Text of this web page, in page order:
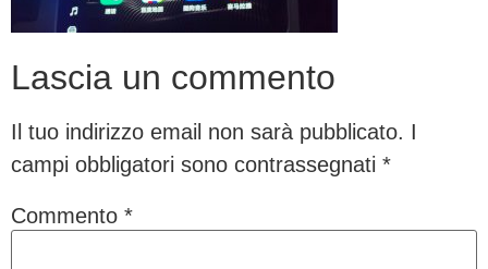
Lascia un commento
Il tuo indirizzo email non sarà pubblicato. I
campi obbligatori sono contrassegnati *
Commento *